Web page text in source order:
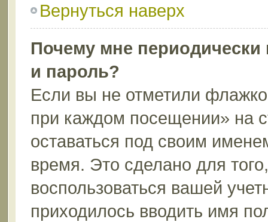
Вернуться наверх
Почему мне
и пароль?
Если вы не отметили
при каждом посещении» на
оставаться под своим
время. Это сделано для
воспользоваться вашей
приходилось вводить имя